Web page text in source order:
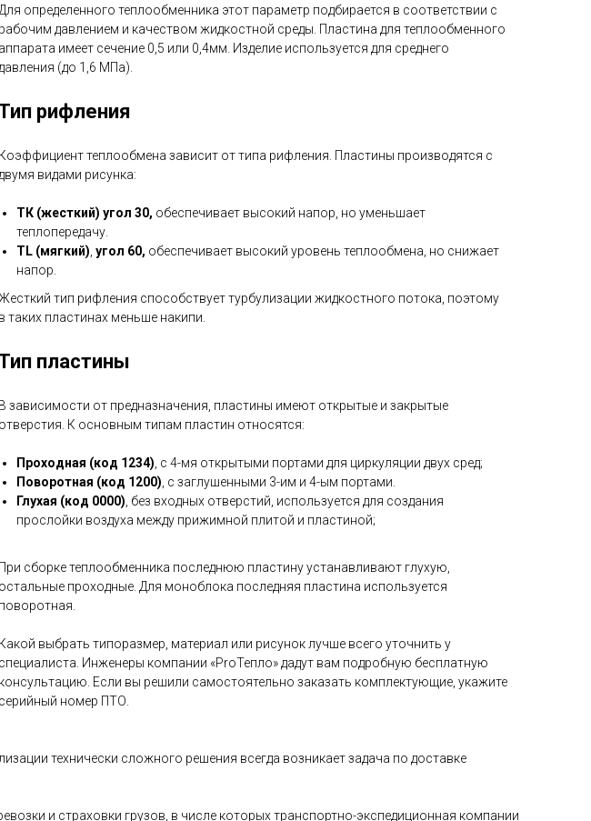
определенного теплообменника этот параметр подбирается в соответствии с
рабочим давлением и качеством жидкостной среды. Пластина для теплообменного
аппарата имеет сечение 0,5 или 0,4мм. Изделие используется для среднего
(до 1,6 МПа).
рифления
Коэффициент теплообмена зависит от типа рифления. Пластины производятся с
видами рисунка:
ТК (жесткий) угол 30, обеспечивает высокий напор, но уменьшает
теплопередачу.
TL (мягкий), угол 60, обеспечивает высокий уровень теплообмена, но снижает
напор.
тип рифления способствует турбулизации жидкостного потока, поэтому
в таких пластинах меньше накипи.
пластины
В зависимости от предназначения, пластины имеют открытые и закрытые
отверстия. К основным типам пластин относятся:
Проходная (код 1234), с 4-мя открытыми портами для циркуляции двух сред;
Поворотная (код 1200), с заглушенными 3-им и 4-ым портами.
Глухая (код 0000), без входных отверстий, используется для создания
прослойки воздуха между прижимной плитой и пластиной;
При сборке теплообменника последнюю пластину устанавливают глухую,
остальные проходные. Для моноблока последняя пластина используется
поворотная.
Какой выбрать типоразмер, материал или рисунок лучше всего уточнить у
специалиста. Инженеры компании «ProТепло» дадут вам подробную бесплатную
консультацию. Если вы решили самостоятельно заказать комплектующие, укажите
серийный номер ПТО.
технически сложного решения всегда возникает задача по доставке
и страховки грузов, в числе которых транспортно-экспедиционная компании